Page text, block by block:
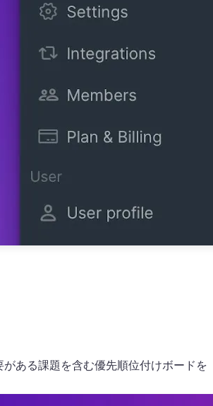
がある課題を含む優先順位付けボードを